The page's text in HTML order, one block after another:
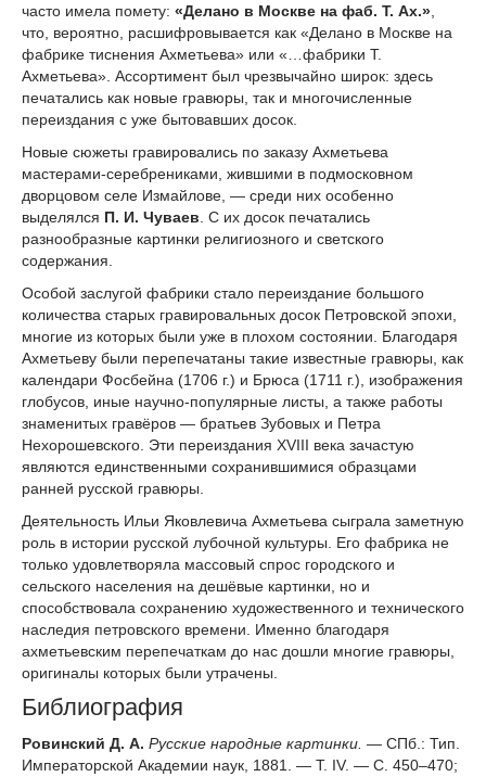
часто имела помету: «Делано в Москве на фаб. Т. Ах.»
что, вероятно, расшифровывается как «Делано в Москве на
фабрике тиснения Ахметьева» или «…фабрики Т.
Ахметьева». Ассортимент был чрезвычайно широк: здесь
печатались как новые гравюры, так и многочисленные
переиздания с уже бытовавших досок.
Новые сюжеты гравировались по заказу Ахметьева
мастерами-серебрениками, жившими в подмосковном
дворцовом селе Измайлове, — среди них особенно
выделялся П. И. Чуваев . С их досок печатались
разнообразные картинки религиозного и светского
содержания.
Особой заслугой фабрики стало переиздание большого
количества старых гравировальных досок Петровской эпохи,
многие из которых были уже в плохом состоянии. Благодаря
Ахметьеву были перепечатаны такие известные гравюры, как
календари Фосбейна (1706 г.) и Брюса (1711 г.), изображения
глобусов, иные научно-популярные листы, а также работы
знаменитых гравёров — братьев Зубовых и Петра
Нехорошевского. Эти переиздания XVIII века зачастую
являются единственными сохранившимися образцами
ранней русской гравюры.
Деятельность Ильи Яковлевича Ахметьева сыграла заметную
роль в истории русской лубочной культуры. Его фабрика не
только удовлетворяла массовый спрос городского и
сельского населения на дешёвые картинки, но и
способствовала сохранению художественного и технического
наследия петровского времени. Именно благодаря
ахметьевским перепечаткам до нас дошли многие гравюры,
оригиналы которых были утрачены.
Библиография
Ровинский Д. А. Русские народные картинки. — СПб.: Тип.
Императорской Академии наук, 1881. — Т. IV. — С. 450–470;